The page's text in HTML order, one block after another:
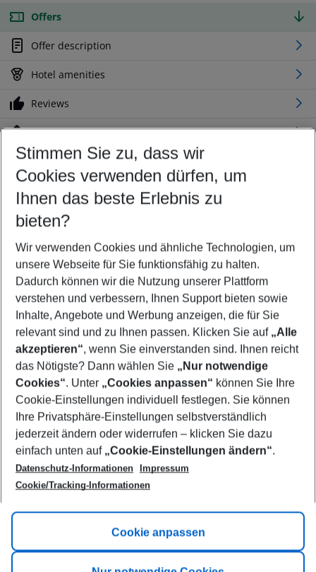
Offers
Offer description
Hotel amenities
Reviews
Location
Customize your offer
Find the perfect deal which suits your best
Your departure airport
Any airport
Select your date range
10/08/26–08/08/27 5-8 nights
Who will travel
2 adults No children
Show more filter
Footer
Footer navigation
Title A
Link A
Stimmen Sie zu, dass wir
Cookies verwenden dürfen, um
Ihnen das beste Erlebnis zu
bieten?
Wir verwenden Cookies und ähnliche Technologien, um
unsere Webseite für Sie funktionsfähig zu halten.
Dadurch können wir die Nutzung unserer Plattform
verstehen und verbessern, Ihnen Support bieten sowie
Inhalte, Angebote und Werbung anzeigen, die für Sie
relevant sind und zu Ihnen passen. Klicken Sie auf „Alle
akzeptieren“, wenn Sie einverstanden sind. Ihnen reicht
das Nötigste? Dann wählen Sie „Nur notwendige
Cookies“. Unter „Cookies anpassen“ können Sie Ihre
Cookie-Einstellungen individuell festlegen. Sie können
Ihre Privatsphäre-Einstellungen selbstverständlich
jederzeit ändern oder widerrufen – klicken Sie dazu
einfach unten auf „Cookie-Einstellungen ändern“.
Datenschutz-Informationen
Impressum
Cookie/Tracking-Informationen
Cookie anpassen